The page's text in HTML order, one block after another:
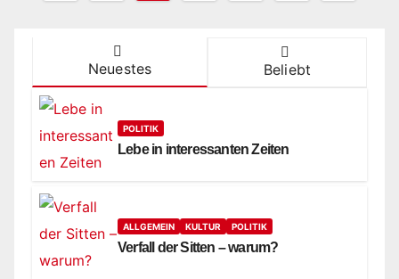
Beiträge
Neuestes Beliebt
POLITIK
Lebe in interessanten Zeiten
ALLGEMEIN KULTUR POLITIK
Verfall der Sitten – warum?